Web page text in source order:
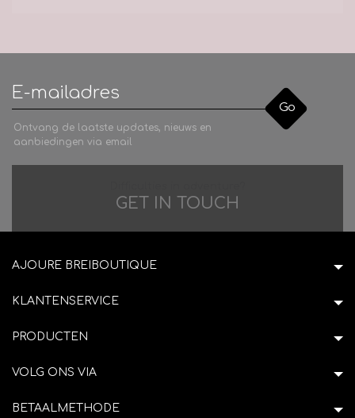
Go
Ontvang de laatste updates, nieuws en
aanbiedingen via email
GET IN TOUCH
AJOURE BREIBOUTIQUE
KLANTENSERVICE
PRODUCTEN
VOLG ONS VIA
BETAALMETHODE